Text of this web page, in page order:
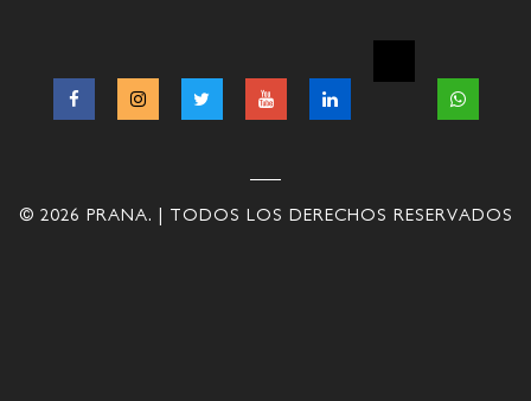
© 2026 PRANA. | TODOS LOS DERECHOS RESERVADOS